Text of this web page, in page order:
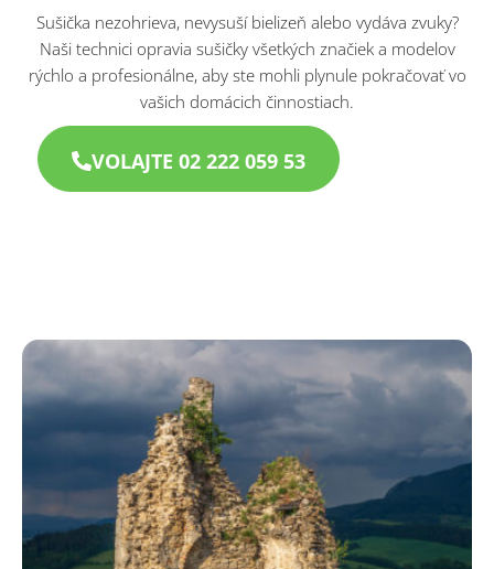
Sušička nezohrieva, nevysuší bielizeň alebo vydáva zvuky?
Naši technici opravia sušičky všetkých značiek a modelov
rýchlo a profesionálne, aby ste mohli plynule pokračovať vo
vašich domácich činnostiach.
VOLAJTE 02 222 059 53